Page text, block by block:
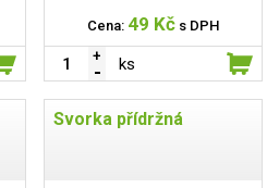
Cena: 49 Kč s DPH
ks
Svorka přídržná